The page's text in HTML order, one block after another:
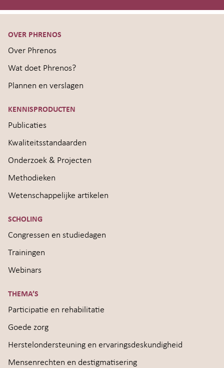
OVER PHRENOS
Over Phrenos
Wat doet Phrenos?
Plannen en verslagen
KENNISPRODUCTEN
Publicaties
Kwaliteitsstandaarden
Onderzoek & Projecten
Methodieken
Wetenschappelijke artikelen
SCHOLING
Congressen en studiedagen
Trainingen
Webinars
THEMA’S
Participatie en rehabilitatie
Goede zorg
Herstelondersteuning en ervaringsdeskundigheid
Mensenrechten en destigmatisering